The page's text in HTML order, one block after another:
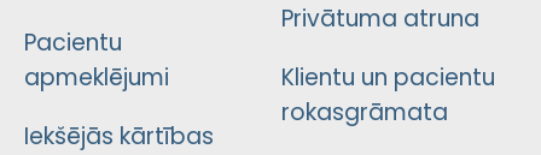
Pacientu
apmeklējumi
Iekšējās kārtības
Privātuma atruna
Klientu un pacientu
rokasgrāmata